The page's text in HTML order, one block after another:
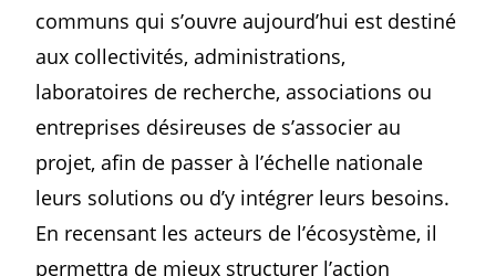
communs qui s’ouvre aujourd’hui est destiné
aux collectivités, administrations,
laboratoires de recherche, associations ou
entreprises désireuses de s’associer au
projet, afin de passer à l’échelle nationale
leurs solutions ou d’y intégrer leurs besoins.
En recensant les acteurs de l’écosystème, il
permettra de mieux structurer l’action